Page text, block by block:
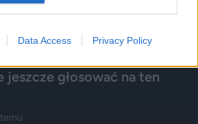
Data Access Privacy Policy
Udostępnij
jeszcze głosować na ten